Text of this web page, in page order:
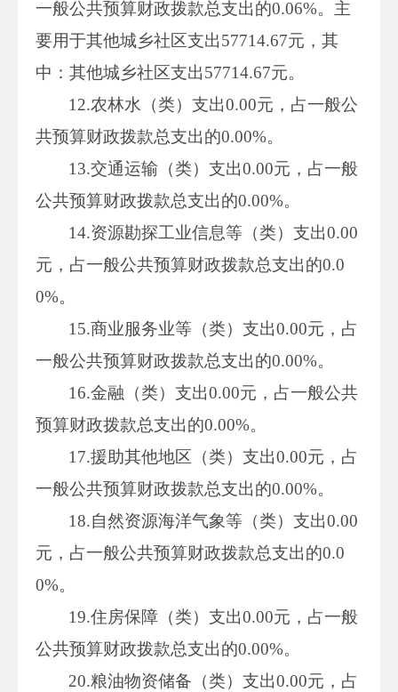
一般公共预算财政拨款总支出的0.06%。主
要用于其他城乡社区支出57714.67元，其
中：其他城乡社区支出57714.67元。
12.农林水（类）支出0.00元，占一般公
共预算财政拨款总支出的0.00%。
13.交通运输（类）支出0.00元，占一般
公共预算财政拨款总支出的0.00%。
14.资源勘探工业信息等（类）支出0.00
元，占一般公共预算财政拨款总支出的0.0
0%。
15.商业服务业等（类）支出0.00元，占
一般公共预算财政拨款总支出的0.00%。
16.金融（类）支出0.00元，占一般公共
预算财政拨款总支出的0.00%。
17.援助其他地区（类）支出0.00元，占
一般公共预算财政拨款总支出的0.00%。
18.自然资源海洋气象等（类）支出0.00
元，占一般公共预算财政拨款总支出的0.0
0%。
19.住房保障（类）支出0.00元，占一般
公共预算财政拨款总支出的0.00%。
20.粮油物资储备（类）支出0.00元，占